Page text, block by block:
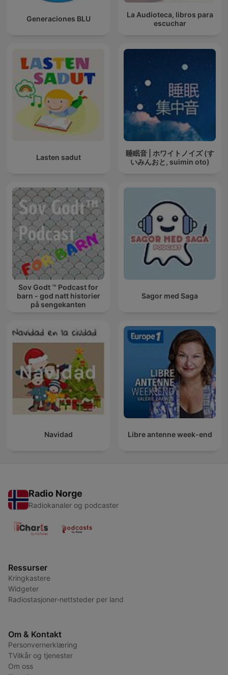
Generaciones BLU
La Audioteca, libros para
escuchar
Lasten sadut
睡眠音 | ホワイトノイズ (す
いみんおと, suimin oto)
Sov Godt ™ Podcast for
barn - god natt historier
på sengekanten
Sagor med Saga
Navidad Libre antenne week-end
Radio Norge
Radiokanaler og podcaster
Ressurser
Kringkastere
Widgeter
Radiostasjoner-nettsteder per land
Om & Kontakt
Personvernerklæring
TVilkår og tjenester
Om oss